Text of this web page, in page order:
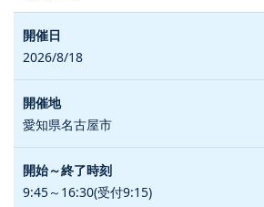
2026/8/18
愛知県名古屋市
9:45～16:30(受付9:15)